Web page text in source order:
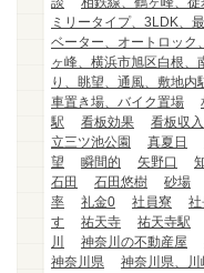
ミリータイプ、3LDK、
ベーター、オートロック
ヶ峰、横浜市旭区白根、
り、眺望、通風、敷地内
車置き場、バイク置場
駅
看板効果 看板収入
立三ツ池公園
真夏日
望
瞬間的 矢野口
石田
石田悠樹 砂場
率
礼金0 社員寮
す
祐天寺 祐天寺駅
川
神奈川の不動産屋
神奈川県
神奈川県、